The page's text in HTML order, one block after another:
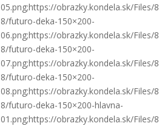
05.png;https://obrazky.kondela.sk/Files/
8/futuro-deka-150×200-
06.png;https://obrazky.kondela.sk/Files/
8/futuro-deka-150×200-
07.png;https://obrazky.kondela.sk/Files/
8/futuro-deka-150×200-
08.png;https://obrazky.kondela.sk/Files/
8/futuro-deka-150×200-hlavna-
01.png;https://obrazky.kondela.sk/Files/